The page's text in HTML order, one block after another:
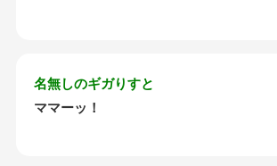
名無しのギガりすと
ママーッ！